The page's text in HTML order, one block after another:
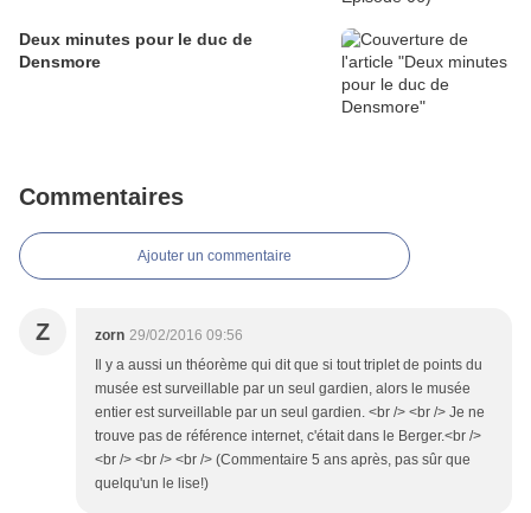
Deux minutes pour le duc de
Densmore
Commentaires
Ajouter un commentaire
Z zorn 29/02/2016 09:56
Il y a aussi un théorème qui dit que si tout triplet de points du
musée est surveillable par un seul gardien, alors le musée
entier est surveillable par un seul gardien. <br /> <br /> Je ne
trouve pas de référence internet, c'était dans le Berger.<br />
<br /> <br /> <br /> (Commentaire 5 ans après, pas sûr que
quelqu'un le lise!)